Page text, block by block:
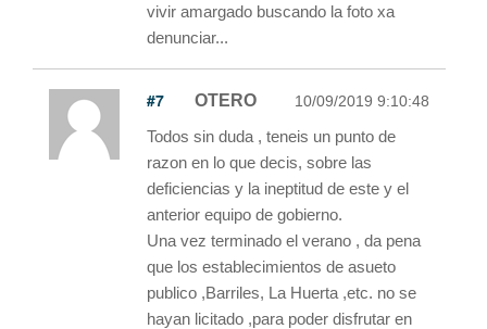
vivir amargado buscando la foto xa
denunciar...
#7 OTERO 10/09/2019 9:10:48
Todos sin duda , teneis un punto de
razon en lo que decis, sobre las
deficiencias y la ineptitud de este y el
anterior equipo de gobierno.
Una vez terminado el verano , da pena
que los establecimientos de asueto
publico ,Barriles, La Huerta ,etc. no se
hayan licitado ,para poder disfrutar en